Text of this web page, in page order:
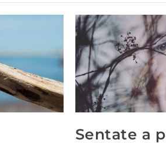
Sentate a